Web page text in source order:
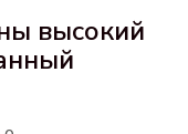
высокий